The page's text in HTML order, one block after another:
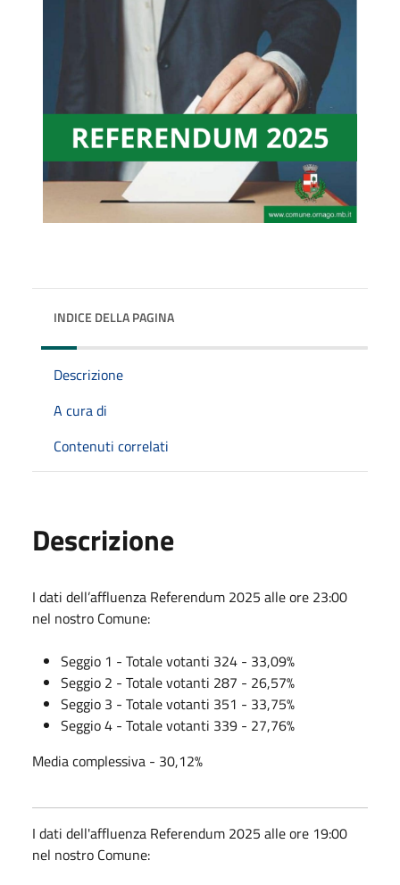
INDICE DELLA PAGINA
Descrizione
A cura di
Contenuti correlati
Descrizione
I dati dell’affluenza Referendum 2025 alle ore 23:00
nel nostro Comune:
Seggio 1 - Totale votanti 324 - 33,09%
Seggio 2 - Totale votanti 287 - 26,57%
Seggio 3 - Totale votanti 351 - 33,75%
Seggio 4 - Totale votanti 339 - 27,76%
Media complessiva - 30,12%
I dati dell'affluenza Referendum 2025 alle ore 19:00
nel nostro Comune: